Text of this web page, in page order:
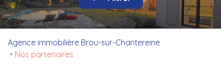
l'agence
gérer
Agence immobilière Brou-sur-Chantereine
Nos partenaires